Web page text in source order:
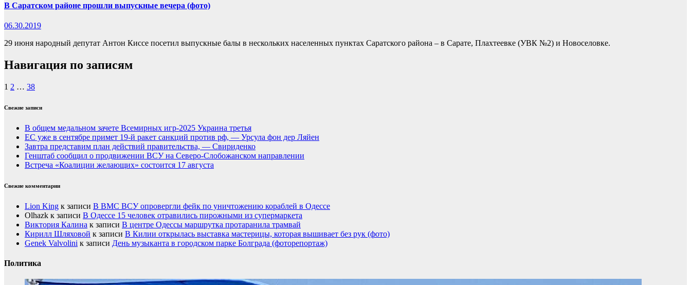
В Саратском районе прошли выпускные вечера (фото)
06.30.2019
29 июня народный депутат Антон Киссе посетил выпускные балы в нескольких населенных пунктах Саратского района – в Сарате, Плахтеевке (УВК №2) и Новоселовке.
Навигация по записям
1 2 … 38
Свежие записи
В общем медальном зачете Всемирных игр-2025 Украина третья
ЕС уже в сентябре примет 19-й ракет санкций против рф, — Урсула фон дер Ляйен
Завтра представим план действий правительства, — Свириденко
Генштаб сообщил о продвижении ВСУ на Северо-Слобожанском направлении
Встреча «Коалиции желающих» состоится 17 августа
Свежие комментарии
Lion King к записи В ВМС ВСУ опровергли фейк по уничтожению кораблей в Одессе
Olhazk к записи В Одессе 15 человек отравились пирожными из супермаркета
Виктория Калина к записи В центре Одессы маршрутка протаранила трамвай
Кирилл Шляховой к записи В Килии открылась выставка мастерицы, которая вышивает без рук (фото)
Genek Valvolini к записи День музыканта в городском парке Болграда (фоторепортаж)
Политика